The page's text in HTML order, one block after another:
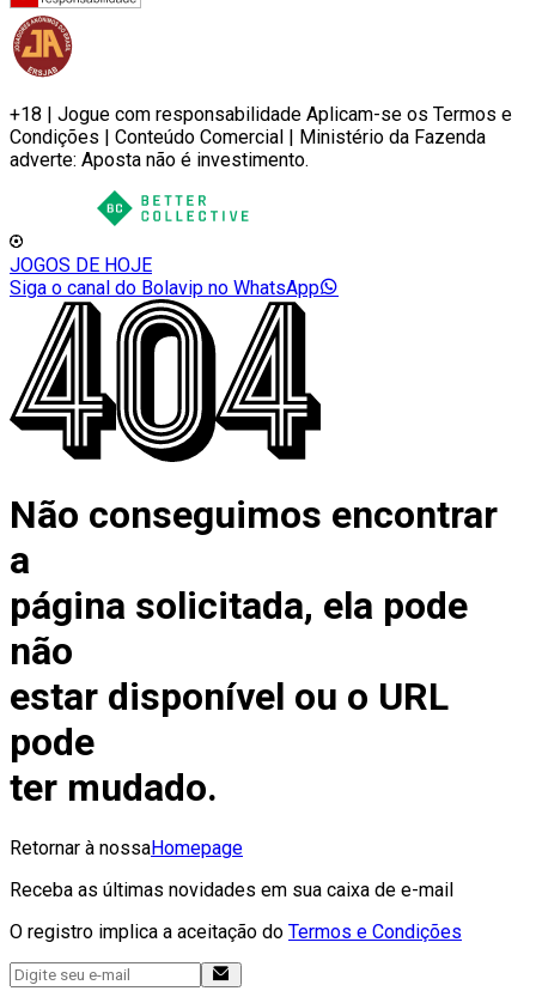
+18 | Jogue com responsabilidade Aplicam-se os Termos e
Condições | Conteúdo Comercial | Ministério da Fazenda
adverte: Aposta não é investimento.
JOGOS DE HOJE
Siga o canal do Bolavip no WhatsApp
Não conseguimos encontrar
a
página solicitada, ela pode
não
estar disponível ou o URL
pode
ter mudado.
Retornar à nossaHomepage
Receba as últimas novidades em sua caixa de e-mail
O registro implica a aceitação do Termos e Condições